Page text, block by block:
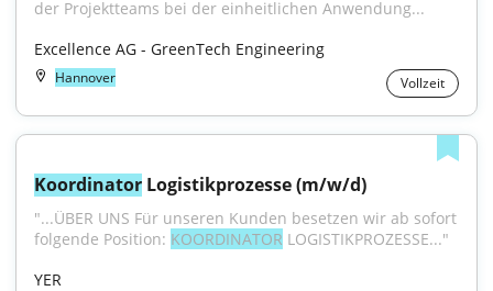
der Projektteams bei der einheitlichen Anwendung...
Excellence AG - GreenTech Engineering
Hannover Vollzeit
Koordinator Logistikprozesse (m/w/d)
"...ÜBER UNS Für unseren Kunden besetzen wir ab sofort
folgende Position: KOORDINATOR LOGISTIKPROZESSE..."
YER